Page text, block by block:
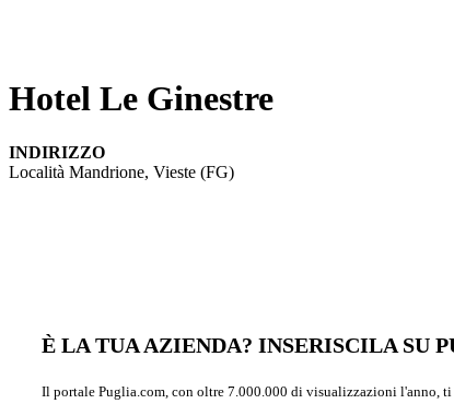
Hotel Le Ginestre
INDIRIZZO
Località Mandrione, Vieste (FG)
È LA TUA AZIENDA? INSERISCILA SU
Il portale Puglia.com, con oltre 7.000.000 di visualizzazioni l'anno,